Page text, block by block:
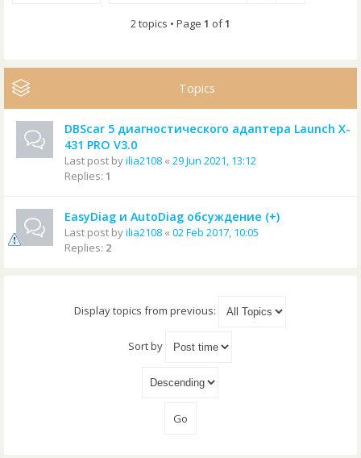
2 topics • Page 1 of1
Topics
DBScar 5 диагностического адаптера Launch X-
431 PRO V3.0
Last post byilia2108 « 29 Jun 2021, 13:12
Replies: 1
EasyDiag и AutoDiag обсуждение (+)
Last post byilia2108 « 02 Feb 2017, 10:05
Replies: 2
Display topics from previous:
Sort by